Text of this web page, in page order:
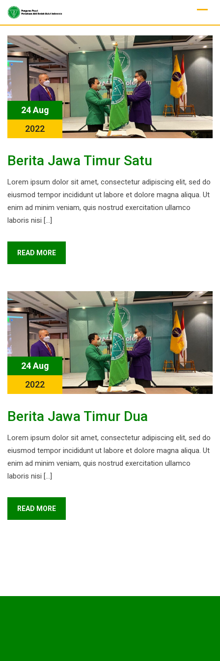
Skip
24 Aug
2022
Berita Jawa Timur Satu
Lorem ipsum dolor sit amet, consectetur adipiscing elit, sed do
eiusmod tempor incididunt ut labore et dolore magna aliqua. Ut
enim ad minim veniam, quis nostrud exercitation ullamco
laboris nisi […]
READ MORE
24 Aug
2022
Berita Jawa Timur Dua
Lorem ipsum dolor sit amet, consectetur adipiscing elit, sed do
eiusmod tempor incididunt ut labore et dolore magna aliqua. Ut
enim ad minim veniam, quis nostrud exercitation ullamco
laboris nisi […]
READ MORE